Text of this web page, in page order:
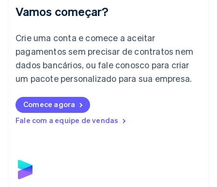
Vamos começar?
Crie uma conta e comece a aceitar
pagamentos sem precisar de contratos nem
dados bancários, ou fale conosco para criar
um pacote personalizado para sua empresa.
Comece agora
Fale com a equipe de vendas
English
Italiano English
日本語English
Letônia
Liechtenstein
Lituânia
English
Luxemburgo
Malta
English